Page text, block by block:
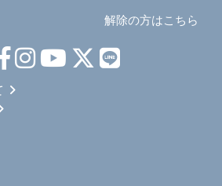
解除の方はこちら